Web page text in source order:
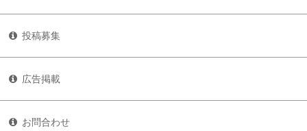
投稿募集
広告掲載
お問合わせ